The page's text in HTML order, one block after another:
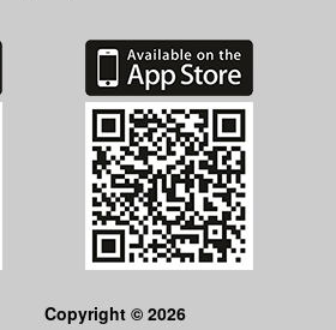
Copyright © 2026